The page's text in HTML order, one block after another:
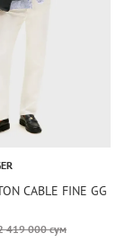
CABLE FINE GG
419 000 сум